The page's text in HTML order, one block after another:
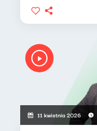
11 kwietnia 2026